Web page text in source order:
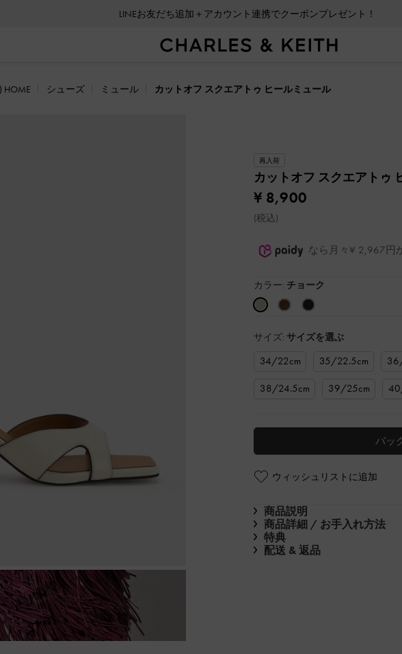
LINEお友だち追加＋アカウント連携でクーポンプレゼント！
HOME シューズ ミュール カットオフ スクエアトゥ ヒールミュール
再入荷
カットオフ スクエアトゥ
¥ 8,900
(税込)
なら月々¥ 2,967円
カラー: チョーク
サイズ: サイズを選ぶ
34/22cm 35/22.5cm
38/24.5cm
39/25cm
バッ
ウィッシュリストに追加
商品説明
商品詳細 / お手入れ方法
特典
配送 & 返品